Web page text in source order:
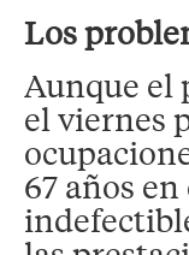
Los
Aunque el
el viernes
67 años